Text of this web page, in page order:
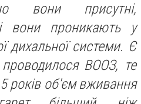
вони присутні,
і вони проникають у
дихальної системи. Є
ВООЗ, те
років об'єм вживання